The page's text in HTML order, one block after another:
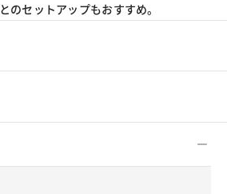
とのセットアップもおすすめ。